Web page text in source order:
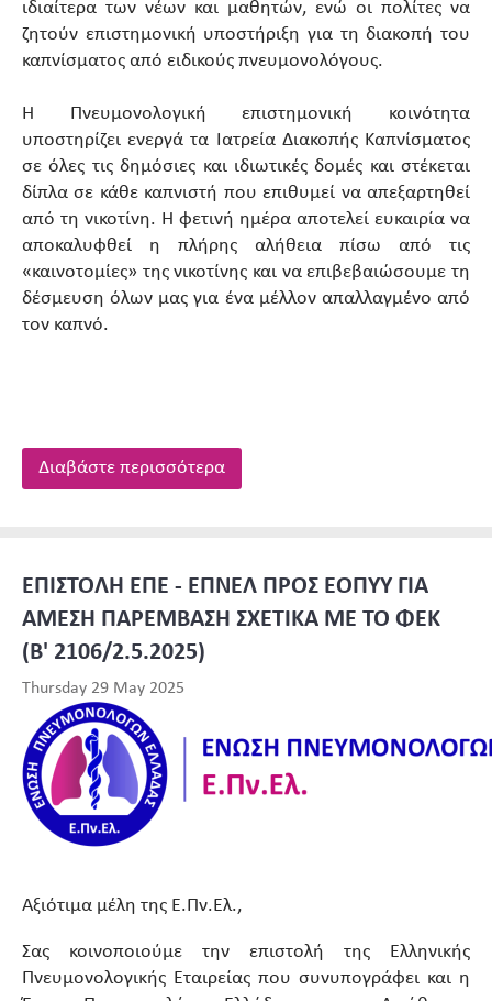
ιδιαίτερα των νέων και μαθητών, ενώ οι πολίτες να
ζητούν επιστημονική υποστήριξη για τη διακοπή του
καπνίσματος από ειδικούς πνευμονολόγους.
Η Πνευμονολογική επιστημονική κοινότητα
υποστηρίζει ενεργά τα Ιατρεία Διακοπής Καπνίσματος
σε όλες τις δημόσιες και ιδιωτικές δομές και στέκεται
δίπλα σε κάθε καπνιστή που επιθυμεί να απεξαρτηθεί
από τη νικοτίνη. Η φετινή ημέρα αποτελεί ευκαιρία να
αποκαλυφθεί η πλήρης αλήθεια πίσω από τις
«καινοτομίες» της νικοτίνης και να επιβεβαιώσουμε τη
δέσμευση όλων μας για ένα μέλλον απαλλαγμένο από
τον καπνό.
Διαβάστε περισσότερα
ΕΠΙΣΤΟΛΗ ΕΠΕ - ΕΠΝΕΛ ΠΡΟΣ ΕΟΠΥΥ ΓΙΑ
ΑΜΕΣΗ ΠΑΡΕΜΒΑΣΗ ΣΧΕΤΙΚΑ ΜΕ ΤΟ ΦΕΚ
(Β' 2106/2.5.2025)
Thursday 29 May 2025
Αξιότιμα μέλη της Ε.Πν.Ελ.,
Σας κοινοποιούμε την επιστολή της Ελληνικής
Πνευμονολογικής Εταιρείας που συνυπογράφει και η